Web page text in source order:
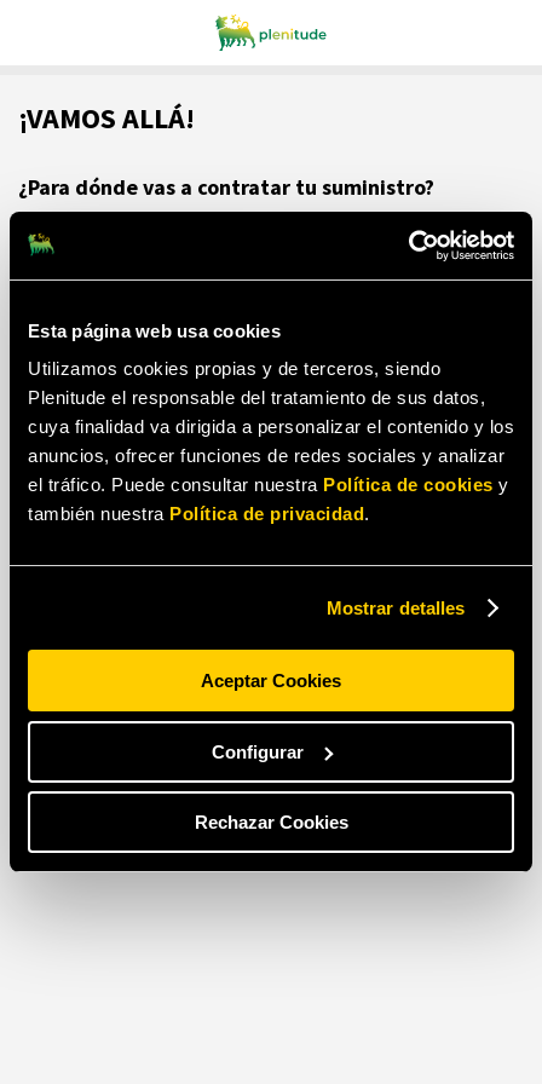
Esta página web usa cookies
Utilizamos cookies propias y de terceros, siendo
Plenitude el responsable del tratamiento de sus datos,
cuya finalidad va dirigida a personalizar el contenido y los
anuncios, ofrecer funciones de redes sociales y analizar
el tráfico. Puede consultar nuestra Política de cookies y
también nuestra Política de privacidad.
Mostrar detalles
Aceptar Cookies
Configurar
Rechazar Cookies
¡VAMOS ALLÁ!
¿Para dónde vas a contratar tu suministro?
HOGAR NEGOCIO
Continuar